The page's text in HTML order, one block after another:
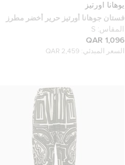
يوهانا اورتيز
فستان جوهانا أورتيز حرير أخضر مطرز
كونتيغو إن لا ديستانسيا مع شرايب مقاس
صغير (سمول)
المقاس: S
1,096 QAR
السعر المبدئي: 2,459 QAR